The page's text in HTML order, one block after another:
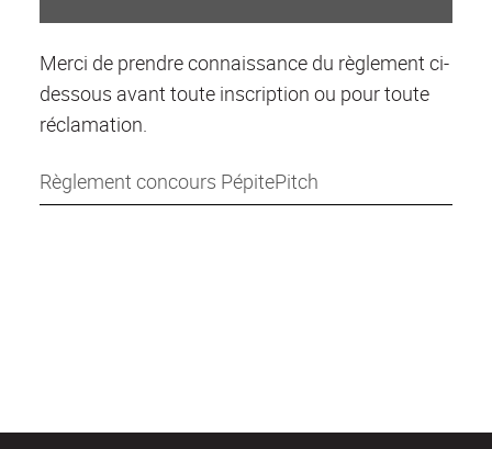
Merci de prendre connaissance du règlement ci-
dessous avant toute inscription ou pour toute
réclamation.
Règlement concours PépitePitch